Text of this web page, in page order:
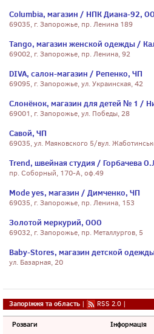
Columbia, магазин / НПК Диана-92,
69035, г. Запорожье, пр. Ленина 189
Tango, магазин женской одежды /
69002, г. Запорожье, пр. Ленина, 92
DIVA, салон-магазин / Репенко, ЧП
69095, г. Запорожье, ул. Украинская, 42
Слонёнок, магазин для детей № 1 /
69001, г. Запорожье, ул. Победы, 28
Савой, ЧП
69035, ул. Маяковского 5/вул.
Trend, швейная студия / Горбачева
пр. Соборный, 170-А, оф.49
Mode yes, магазин / Димченко, ЧП
69035, г. Запорожье, пр. Ленина, 153
Золотой меркурий, ООО
69032, г. Запорожье, пр. Металлургов, 5
Baby-Stores, магазин детской
ул. Базарная, 20
Запоріжжя та область | RSS 2.0 |
Розваги Інформація